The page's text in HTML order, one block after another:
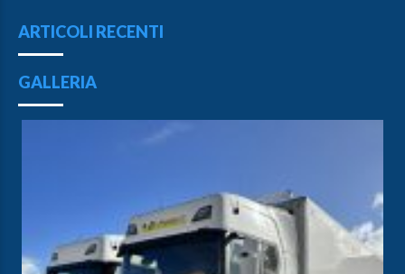
PROJECT: OIL TRANSPORTATION
ARTICOLI RECENTI
GALLERIA